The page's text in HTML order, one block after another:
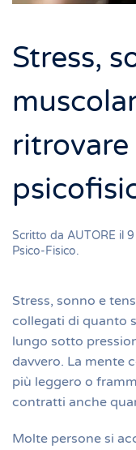
Stress,
ritrovare
Scritto da AUTORE il
Psico-Fisico.
Stress, sonno e
collegati di quanto
lungo sotto
davvero. La mente
più leggero o
contratti anche
Molte persone si